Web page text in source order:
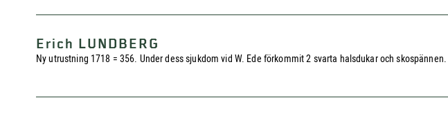
Erich LUNDBERG
Ny utrustning 1718 = 356. Under dess sjukdom vid W. Ede förkommit 2 svarta halsdukar och skospännen.